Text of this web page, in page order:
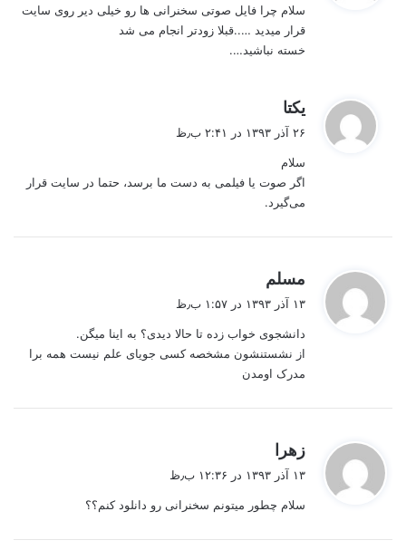
:
سلام چرا فایل صوتی سخنرانی ها رو خیلی دیر روی سایت
قرار میدید …..قبلا زودتر انجام می شد
خسته نباشید….
یکتا
:
۲۶ آذر ۱۳۹۳ در ۲:۴۱ ب٫ظ
سلام
اگر صوت یا فیلمی‌ به دست ما برسد، حتما در سایت قرار
می‌گیرد.
مسلم
:
۱۳ آذر ۱۳۹۳ در ۱:۵۷ ب٫ظ
دانشجوی خواب زده تا حالا دیدی؟ به اینا میگن.
از نشستنشون مشخصه کسی جویای علم نیست همه برا
مدرک اومدن
زهرا
:
۱۳ آذر ۱۳۹۳ در ۱۲:۳۶ ب٫ظ
سلام چطور میتونم سخنرانی رو دانلود کنم؟؟